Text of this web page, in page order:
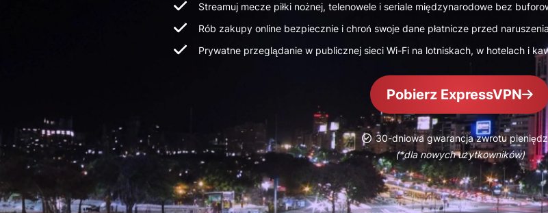
hasłami,
uwierzytelnianie
i nie tylko.
oparta na
przetwarzaniu
danych,
opartą na
Identity
Defender
Potężny
zestaw
narzędzi do
ochrony
Streamuj mecze piłki nożnej, telenowele i seriale międzynarodowe bez
Rób zakupy online bezpiecznie i chroń swoje dane płatnicze przed
Prywatne przeglądanie w publicznej sieci Wi-Fi na lotniskach, w hotelach i
Pobierz ExpressVPN
30-dniowa gwarancja zwrotu
(*dla nowych użytkowników)